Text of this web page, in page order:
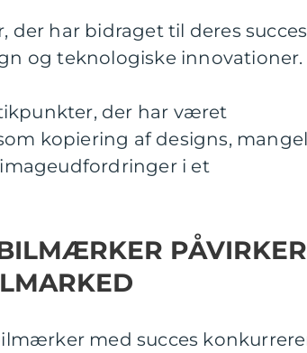
der har bidraget til deres
og teknologiske innovationer.
der har været
kopiering af designs, mangel
i et
PÅVIRKER
med succes